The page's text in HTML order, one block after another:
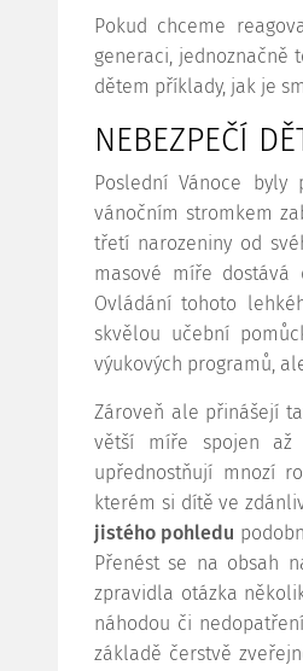
Pokud chceme
generaci, jednoznačně
dětem příklady, jak je
NEBEZPEČÍ
Poslední Vánoce
vánočním stromkem
třetí narozeniny od
masové míře
Ovládání tohoto
skvělou učební
výukových programů,
Zároveň ale přinášejí
větší míře spojen až
upřednostňují mnozí
kterém si dítě ve
jistého pohledu
Přenést se na obsah
zpravidla otázka
náhodou či
základě čerstvě